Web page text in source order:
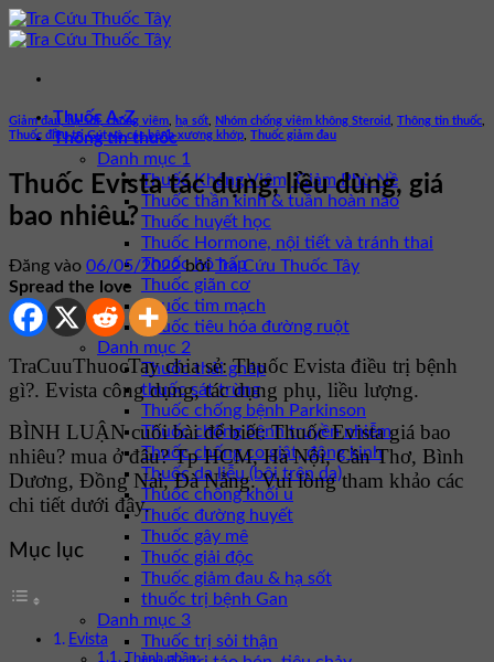
Bỏ
qua
dung
Thuốc A-Z
Thông tin thuốc
Danh mục 1
Thuốc Kháng Viêm, Giảm Phù Nề
Thuốc thần kinh & tuần hoàn não
Thuốc huyết học
Thuốc Hormone, nội tiết và tránh thai
Thuốc hô hấp
Thuốc giãn cơ
Thuốc tim mạch
Thuốc tiêu hóa đường ruột
Danh mục 2
Thuốc thải ghép
thuốc sát trùng
Thuốc chống bệnh Parkinson
Thuốc chống bệnh truyền nhiễm
Thuốc chống co giật, động kinh
Thuốc da liễu (bôi trên da)
Thuốc chống khối u
Thuốc đường huyết
Thuốc gây mê
Thuốc giải độc
Thuốc giảm đau & hạ sốt
thuốc trị bệnh Gan
Danh mục 3
Thuốc trị sỏi thận
Giảm đau, hạ sốt, chống viêm hạ sốt Nhóm chống viêm không Steroid Thông tin thuốc
Thuốc điều trị Gút và các bệnh xương khớp Thuốc giảm đau
Thuốc Evista tác dụng, liều dùng, giá
bao nhiêu?
Đăng vào 06/05/2022 bởiTra Cứu Thuốc Tây
Spread the love
TraCuuThuocTay chia sẻ: Thuốc Evista điều trị bệnh
gì?. Evista công dụng, tác dụng phụ, liều lượng.
BÌNH LUẬN cuối bài để biết: Thuốc Evista giá bao
nhiêu? mua ở đâu? Tp HCM, Hà Nội, Cần Thơ, Bình
Dương, Đồng Nai, Đà Nẵng. Vui lòng tham khảo các
chi tiết dưới đây.
Mục lục
Evista